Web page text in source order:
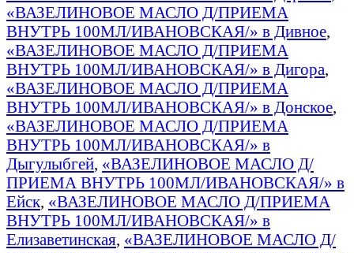
«ВАЗЕЛИНОВОЕ МАСЛО Д/ПРИЕМА
ВНУТРЬ 100МЛ/ИВАНОВСКАЯ/» в Дивное,
«ВАЗЕЛИНОВОЕ МАСЛО Д/ПРИЕМА
ВНУТРЬ 100МЛ/ИВАНОВСКАЯ/» в Дигора,
«ВАЗЕЛИНОВОЕ МАСЛО Д/ПРИЕМА
ВНУТРЬ 100МЛ/ИВАНОВСКАЯ/» в Донское,
«ВАЗЕЛИНОВОЕ МАСЛО Д/ПРИЕМА
ВНУТРЬ 100МЛ/ИВАНОВСКАЯ/» в
Дыгулыбгей, «ВАЗЕЛИНОВОЕ МАСЛО Д/
ПРИЕМА ВНУТРЬ 100МЛ/ИВАНОВСКАЯ/» в
Ейск, «ВАЗЕЛИНОВОЕ МАСЛО Д/ПРИЕМА
ВНУТРЬ 100МЛ/ИВАНОВСКАЯ/» в
Елизаветинская, «ВАЗЕЛИНОВОЕ МАСЛО Д/